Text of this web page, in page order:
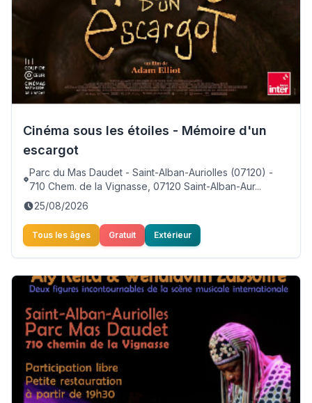
Cinéma sous les étoiles - Mémoire d'un
escargot
Parc du Mas Daudet - Saint-Alban-Auriolles (07120) -
710 Chem. de la Vignasse, 07120 Saint-Alban-Aur...
25/08/2026
Tous les âges Gratuit Extérieur